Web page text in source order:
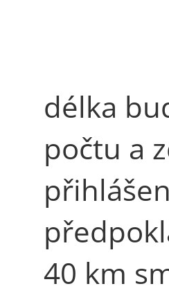
délka
počtu a
40 km